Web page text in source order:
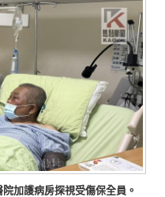
加護病房探視受傷保全員。